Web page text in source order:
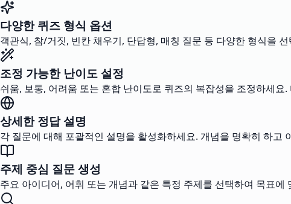
다양한 퀴즈 형식 옵션
객관식, 참/거짓, 빈칸 채우기, 단답형, 매칭 질문 등 다양한 형식을
조정 가능한 난이도 설정
쉬움, 보통, 어려움 또는 혼합 난이도로 퀴즈의 복잡성을 조정하세
상세한 정답 설명
각 질문에 대해 포괄적인 설명을 활성화하세요. 개념을 명확히 하고
주제 중심 질문 생성
주요 아이디어, 어휘 또는 개념과 같은 특정 주제를 선택하여 목표